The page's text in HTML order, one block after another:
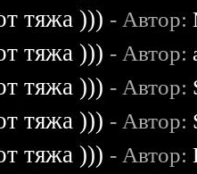
тяжа ))) - Автор:
тяжа ))) - Автор:
тяжа ))) - Автор:
тяжа ))) - Автор:
тяжа ))) - Автор: